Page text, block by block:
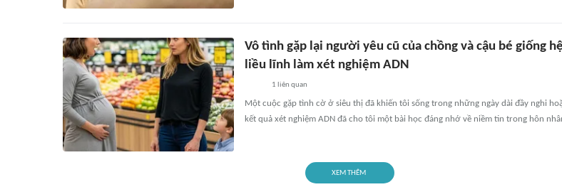
Vô tình gặp lại người yêu cũ của chồng và cậu bé giống
liều lĩnh làm xét nghiệm ADN
1 liên quan
Một cuộc gặp tình cờ ở siêu thị đã khiến tôi sống trong những ngày dài đầy nghi
kết quả xét nghiệm ADN đã cho tôi một bài học đáng nhớ về niềm tin trong hôn
XEM THÊM